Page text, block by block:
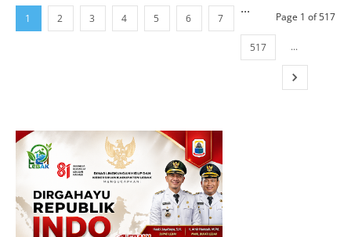
Page 1 of 517
1 2 3 4 5 6 7
...
517 ...